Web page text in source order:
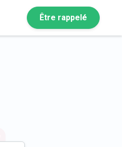
Être rappelé